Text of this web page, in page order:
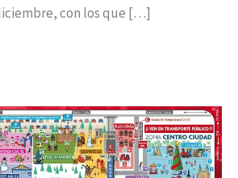
con los que […]